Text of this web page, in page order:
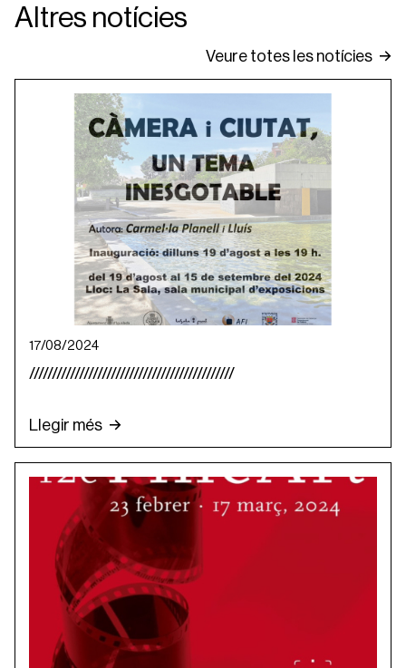
Altres notícies
Veure totes les notícies
/////////////////////////////////////////////
Llegir més
17/08/2024